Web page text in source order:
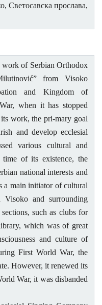
Светосавска прослава,
work of Serbian Orthodox
from Visoko
and Kingdom of
when it has stopped
work, the pri-mary goal
and develop ecclesial
various cultural and
of its existence, the
national interests and
a main initiator of cultural
Visoko and surrounding
such as clubs for
which was ofgreat
and culture of
First World War, the
However, it renewed its
War, it was disbanded